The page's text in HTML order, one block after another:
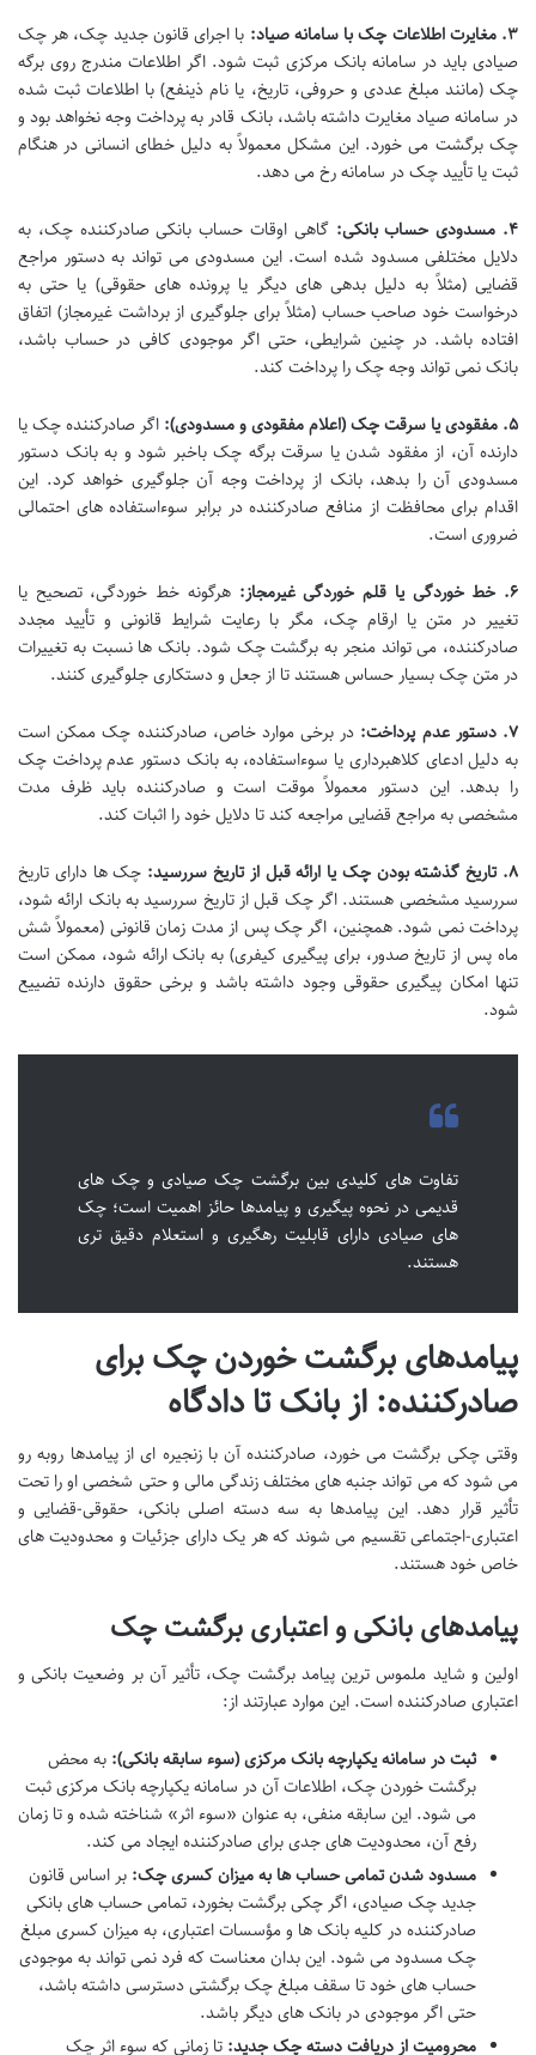
۳. مغایرت اطلاعات چک با سامانه صیاد:
با اجرای قانون جدید چک، هر چک
صیادی باید در سامانه بانک مرکزی ثبت شود. اگر اطلاعات مندرج روی برگه
چک (مانند مبلغ عددی و حروفی، تاریخ، یا نام ذینفع) با اطلاعات ثبت شده
در سامانه صیاد مغایرت داشته باشد، بانک قادر به پرداخت وجه نخواهد بود و
چک برگشت می خورد. این مشکل معمولاً به دلیل خطای انسانی در هنگام
ثبت یا تأیید چک در سامانه رخ می دهد.
۴. مسدودی حساب بانکی:
گاهی اوقات حساب بانکی صادرکننده چک، به
دلایل مختلفی مسدود شده است. این مسدودی می تواند به دستور مراجع
قضایی (مثلاً به دلیل بدهی های دیگر یا پرونده های حقوقی) یا حتی به
درخواست خود صاحب حساب (مثلاً برای جلوگیری از برداشت غیرمجاز) اتفاق
افتاده باشد. در چنین شرایطی، حتی اگر موجودی کافی در حساب باشد،
بانک نمی تواند وجه چک را پرداخت کند.
۵. مفقودی یا سرقت چک (اعلام مفقودی و مسدودی):
اگر صادرکننده چک یا
دارنده آن، از مفقود شدن یا سرقت برگه چک باخبر شود و به بانک دستور
مسدودی آن را بدهد، بانک از پرداخت وجه آن جلوگیری خواهد کرد. این
اقدام برای محافظت از منافع صادرکننده در برابر سوءاستفاده های احتمالی
ضروری است.
۶. خط خوردگی یا قلم خوردگی غیرمجاز:
هرگونه خط خوردگی، تصحیح یا
تغییر در متن یا ارقام چک، مگر با رعایت شرایط قانونی و تأیید مجدد
صادرکننده، می تواند منجر به برگشت چک شود. بانک ها نسبت به تغییرات
در متن چک بسیار حساس هستند تا از جعل و دستکاری جلوگیری کنند.
۷. دستور عدم پرداخت:
در برخی موارد خاص، صادرکننده چک ممکن است
به دلیل ادعای کلاهبرداری یا سوءاستفاده، به بانک دستور عدم پرداخت چک
را بدهد. این دستور معمولاً موقت است و صادرکننده باید ظرف مدت
مشخصی به مراجع قضایی مراجعه کند تا دلایل خود را اثبات کند.
۸. تاریخ گذشته بودن چک یا ارائه قبل از تاریخ سررسید:
چک ها دارای تاریخ
سررسید مشخصی هستند. اگر چک قبل از تاریخ سررسید به بانک ارائه شود،
پرداخت نمی شود. همچنین، اگر چک پس از مدت زمان قانونی (معمولاً شش
ماه پس از تاریخ صدور، برای پیگیری کیفری) به بانک ارائه شود، ممکن است
تنها امکان پیگیری حقوقی وجود داشته باشد و برخی حقوق دارنده تضییع
شود.
تفاوت های کلیدی بین برگشت چک صیادی و چک های
قدیمی در نحوه پیگیری و پیامدها حائز اهمیت است؛ چک
های صیادی دارای قابلیت رهگیری و استعلام دقیق تری
هستند.
پیامدهای برگشت خوردن چک برای
صادرکننده: از بانک تا دادگاه
وقتی چکی برگشت می خورد، صادرکننده آن با زنجیره ای از پیامدها روبه رو
می شود که می تواند جنبه های مختلف زندگی مالی و حتی شخصی او را تحت
تأثیر قرار دهد. این پیامدها به سه دسته اصلی بانکی، حقوقی-قضایی و
اعتباری-اجتماعی تقسیم می شوند که هر یک دارای جزئیات و محدودیت های
خاص خود هستند.
پیامدهای بانکی و اعتباری برگشت چک
اولین و شاید ملموس ترین پیامد برگشت چک، تأثیر آن بر وضعیت بانکی و
اعتباری صادرکننده است. این موارد عبارتند از:
ثبت در سامانه یکپارچه بانک مرکزی (سوء سابقه بانکی): به محض
برگشت خوردن چک، اطلاعات آن در سامانه یکپارچه بانک مرکزی ثبت
می شود. این سابقه منفی، به عنوان «سوء اثر» شناخته شده و تا زمان
رفع آن، محدودیت های جدی برای صادرکننده ایجاد می کند.
مسدود شدن تمامی حساب ها به میزان کسری چک: بر اساس قانون
جدید چک صیادی، اگر چکی برگشت بخورد، تمامی حساب های بانکی
صادرکننده در کلیه بانک ها و مؤسسات اعتباری، به میزان کسری مبلغ
چک مسدود می شود. این بدان معناست که فرد نمی تواند به موجودی
حساب های خود تا سقف مبلغ چک برگشتی دسترسی داشته باشد،
حتی اگر موجودی در بانک های دیگر باشد.
محرومیت از دریافت دسته چک جدید: تا زمانی که سوء اثر چک